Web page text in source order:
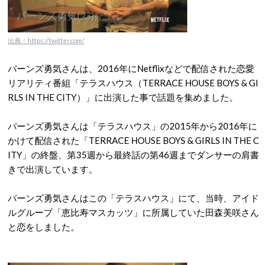
出典：https://twitter.com/
バーンズ勇気さんは、2016年にNetflixなどで配信された恋愛
リアリティ番組「テラスハウス（TERRACE HOUSE BOYS & GI
RLS IN THE CITY）」に出演した事で話題を集めました。
バーンズ勇気さんは「テラスハウス」の2015年から2016年に
かけて配信された「TERRACE HOUSE BOYS & GIRLS IN THE C
ITY」の終盤、第35週から最終話の第46週までダンサーの肩書
きで出演しています。
バーンズ勇気さんはこの「テラスハウス」にて、当時、アイド
ルグループ「恵比寿マスカッツ」に所属していた田森美咲さん
と恋をしました。